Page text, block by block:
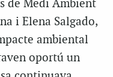
de Medi Ambient
i Elena Salgado,
ambiental
oportú un